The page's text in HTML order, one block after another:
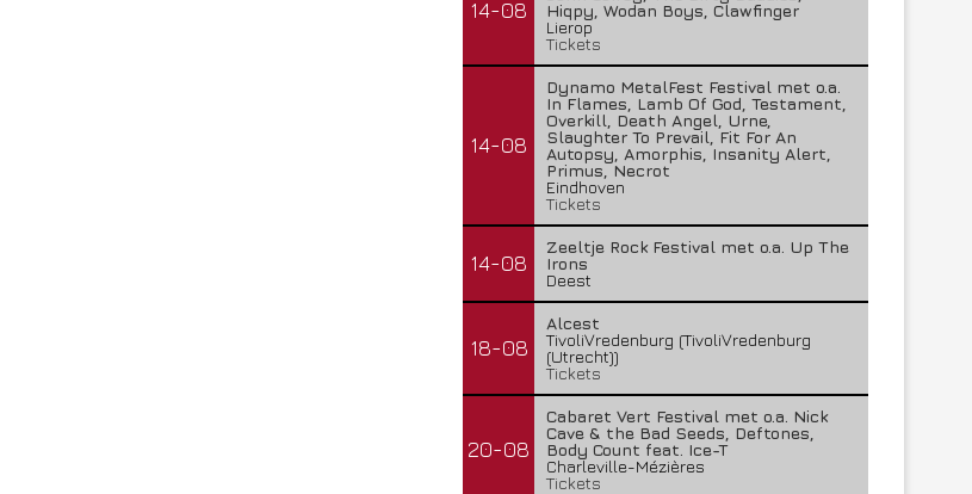
14-08
Hiqpy, Wodan Boys, Clawfinger
Lierop
Tickets
14-08
Dynamo MetalFest Festival met o.a.
In Flames, Lamb Of God, Testament,
Overkill, Death Angel, Urne,
Slaughter To Prevail, Fit For An
Autopsy, Amorphis, Insanity Alert,
Primus, Necrot
Eindhoven
Tickets
14-08
Zeeltje Rock Festival met o.a. Up The
Irons
Deest
18-08
Alcest
TivoliVredenburg (TivoliVredenburg
(Utrecht))
Tickets
20-08
Cabaret Vert Festival met o.a. Nick
Cave & the Bad Seeds, Deftones,
Body Count feat. Ice-T
Charleville-Mézières
Tickets